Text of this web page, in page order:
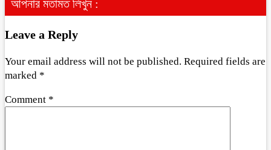
আপনার মতামত লিখুন :
Leave a Reply
Your email address will not be published. Required fields are
marked *
Comment *